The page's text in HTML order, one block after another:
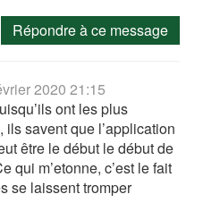
Répondre à ce message
2020 21:15
ont les plus
savent que l’application
être le début le début de
qui m’etonne, c’est le fait
se laissent tromper